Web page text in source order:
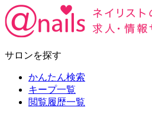
サロンを探す
かんたん検索
キープ一覧
閲覧履歴一覧